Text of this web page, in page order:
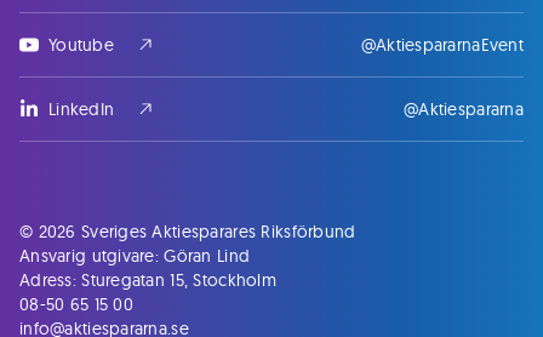
Youtube @AktiespararnaEvent
LinkedIn @Aktiespararna
© 2026 Sveriges Aktiesparares Riksförbund
Ansvarig utgivare: Göran Lind
Adress: Sturegatan 15, Stockholm
08-50 65 15 00
info@aktiespararna.se